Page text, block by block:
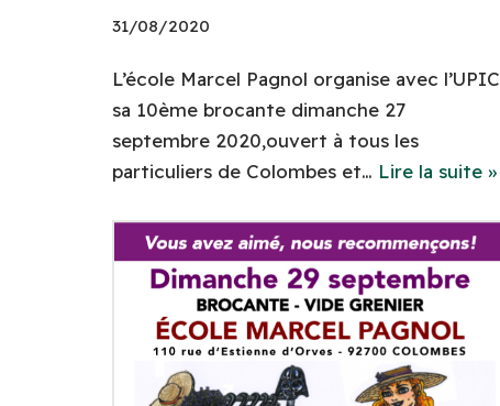
31/08/2020
L’école Marcel Pagnol organise avec l’UPIC
sa 10ème brocante dimanche 27
septembre 2020,ouvert à tous les
particuliers de Colombes et… Lire la suite »